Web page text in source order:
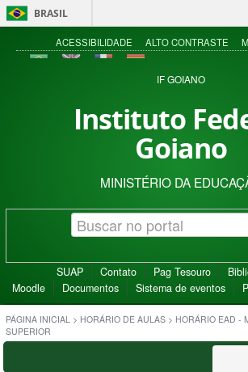
BRASIL
Acesso
ACESSIBILIDADE ALTO CONTRASTE
IF GOIANO
Instituto
Goiano
MINISTÉRIO DA
SUAP Contato Pag Tesouro
Moodle
Documentos Sistema de eventos
PÁGINA INICIAL > HORÁRIO DE AULAS > HORÁRIO EAD -
SUPERIOR